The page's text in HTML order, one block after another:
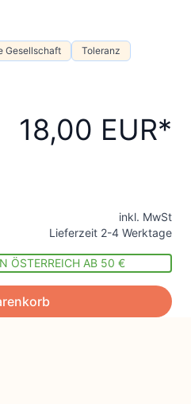
Gesellschaft
Toleranz
18,00 EUR
inkl. MwSt
Lieferzeit 2-4 Werktage
ÖSTERREICH AB 50 €